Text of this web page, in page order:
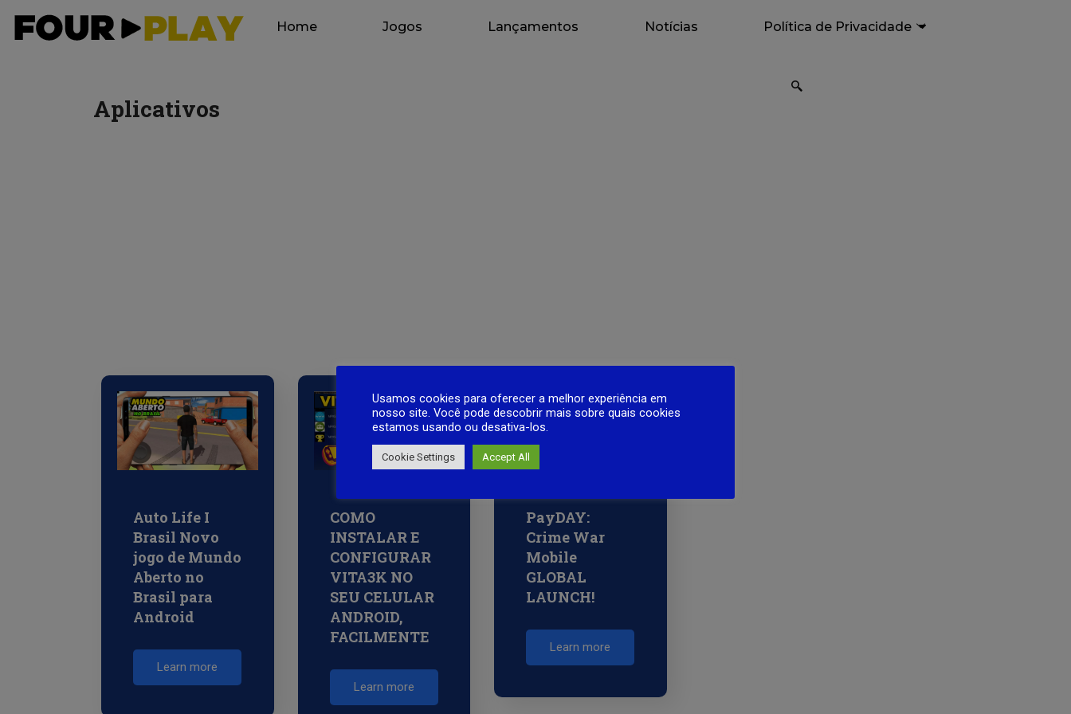
Home Jogos Lançamentos Notícias Política de Privacidade
Aplicativos
Auto Life I
Brasil Novo
jogo de Mundo
Aberto no
Brasil para
Android
Learn more
COMO
INSTALAR E
CONFIGURAR
VITA3K NO
SEU CELULAR
ANDROID,
FACILMENTE
Learn more
PayDAY:
Crime War
Mobile
GLOBAL
LAUNCH!
Learn more
Usamos cookies para oferecer a melhor experiência em
nosso site. Você pode descobrir mais sobre quais cookies
estamos usando ou desativa-los.
Cookie Settings Accept All